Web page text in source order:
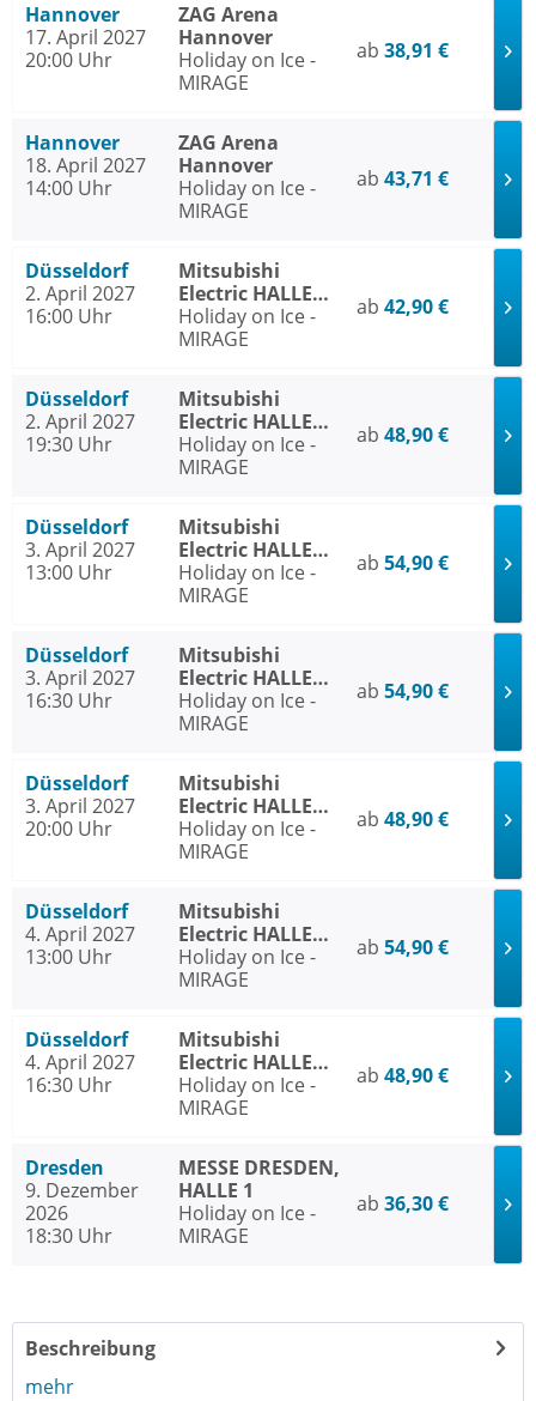
Hannover
17. April 2027
20:00 Uhr
ZAG Arena
Hannover
Holiday on Ice -
MIRAGE
ab 38,91 €
Hannover
18. April 2027
14:00 Uhr
ZAG Arena
Hannover
Holiday on Ice -
MIRAGE
ab 43,71 €
Düsseldorf
2. April 2027
16:00 Uhr
Mitsubishi
Electric HALLE
Düsseldorf
Holiday on Ice -
MIRAGE
ab 42,90 €
Düsseldorf
2. April 2027
19:30 Uhr
Mitsubishi
Electric HALLE
Düsseldorf
Holiday on Ice -
MIRAGE
ab 48,90 €
Düsseldorf
3. April 2027
13:00 Uhr
Mitsubishi
Electric HALLE
Düsseldorf
Holiday on Ice -
MIRAGE
ab 54,90 €
Düsseldorf
3. April 2027
16:30 Uhr
Mitsubishi
Electric HALLE
Düsseldorf
Holiday on Ice -
MIRAGE
ab 54,90 €
Düsseldorf
3. April 2027
20:00 Uhr
Mitsubishi
Electric HALLE
Düsseldorf
Holiday on Ice -
MIRAGE
ab 48,90 €
Düsseldorf
4. April 2027
13:00 Uhr
Mitsubishi
Electric HALLE
Düsseldorf
Holiday on Ice -
MIRAGE
ab 54,90 €
Düsseldorf
4. April 2027
16:30 Uhr
Mitsubishi
Electric HALLE
Düsseldorf
Holiday on Ice -
MIRAGE
ab 48,90 €
Dresden
9. Dezember
2026
18:30 Uhr
MESSE DRESDEN,
HALLE 1
Holiday on Ice -
MIRAGE
ab 36,30 €
Beschreibung
mehr